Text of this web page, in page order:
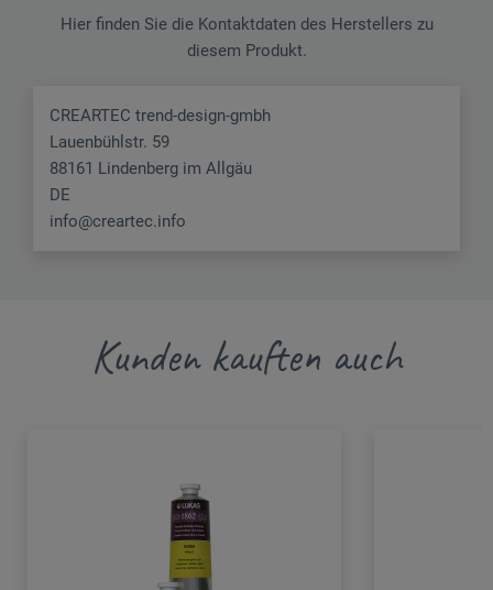
Hier finden Sie die Kontaktdaten des Herstellers zu
diesem Produkt.
CREARTEC trend-design-gmbh
Lauenbühlstr. 59
88161 Lindenberg im Allgäu
DE
info@creartec.info
Kunden kauften auch